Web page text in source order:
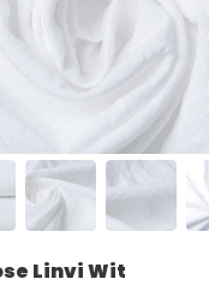
Linvi Wit